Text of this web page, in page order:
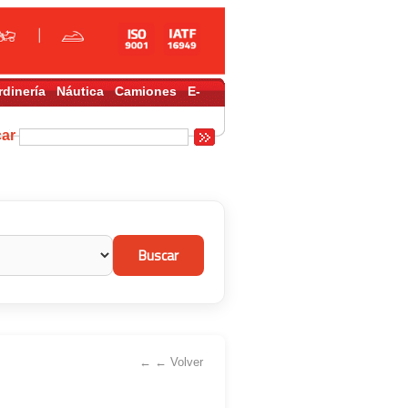
Náutica Camiones E-
← ← Volver